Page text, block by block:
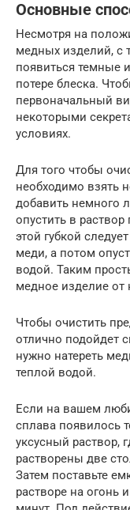
Основные
Несмотря на
медных изделий, с
появиться темные
потере блеска.
первоначальный
некоторыми
условиях.
Для того чтобы
необходимо взять
добавить немного
опустить в раствор
этой губкой
меди, а потом
водой. Таким
медное изделие от
Чтобы очистить
отлично
нужно натереть
теплой водой.
Если на вашем
сплава появилось
уксусный раствор,
растворены две
Затем поставьте
растворе на огонь